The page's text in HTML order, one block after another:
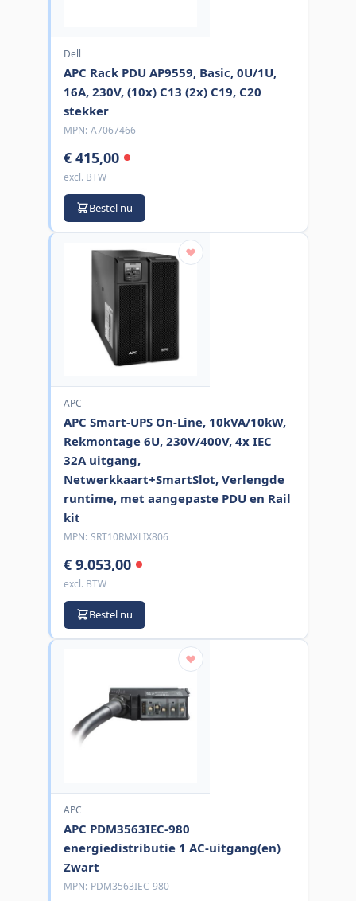
Dell
APC Rack PDU AP9559, Basic, 0U/1U,
16A, 230V, (10x) C13 (2x) C19, C20
stekker
MPN: A7067466
€ 415,00
excl. BTW
Bestel nu
APC
APC Smart-UPS On-Line, 10kVA/10kW,
Rekmontage 6U, 230V/400V, 4x IEC
32A uitgang,
Netwerkkaart+SmartSlot, Verlengde
runtime, met aangepaste PDU en Rail
kit
MPN: SRT10RMXLIX806
€ 9.053,00
excl. BTW
Bestel nu
APC
APC PDM3563IEC-980
energiedistributie 1 AC-uitgang(en)
Zwart
MPN: PDM3563IEC-980